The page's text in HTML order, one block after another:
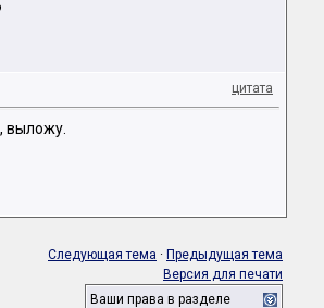
цитата
выложу.
Следующая тема · Предыдущая тема
Версия для печати
Ваши права в разделе